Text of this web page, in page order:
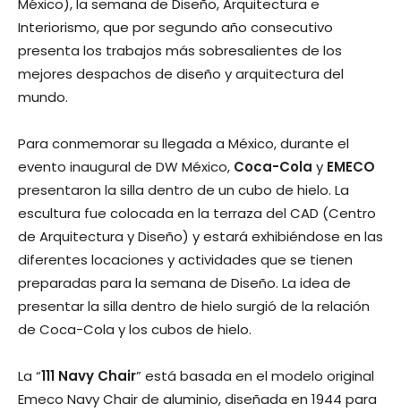
México), la semana de Diseño, Arquitectura e
Interiorismo, que por segundo año consecutivo
presenta los trabajos más sobresalientes de los
mejores despachos de diseño y arquitectura del
mundo.
Para conmemorar su llegada a México, durante el
evento inaugural de DW México, Coca-Cola y EMECO
presentaron la silla dentro de un cubo de hielo. La
escultura fue colocada en la terraza del CAD (Centro
de Arquitectura y Diseño) y estará exhibiéndose en las
diferentes locaciones y actividades que se tienen
preparadas para la semana de Diseño. La idea de
presentar la silla dentro de hielo surgió de la relación
de Coca-Cola y los cubos de hielo.
La “111 Navy Chair” está basada en el modelo original
Emeco Navy Chair de aluminio, diseñada en 1944 para